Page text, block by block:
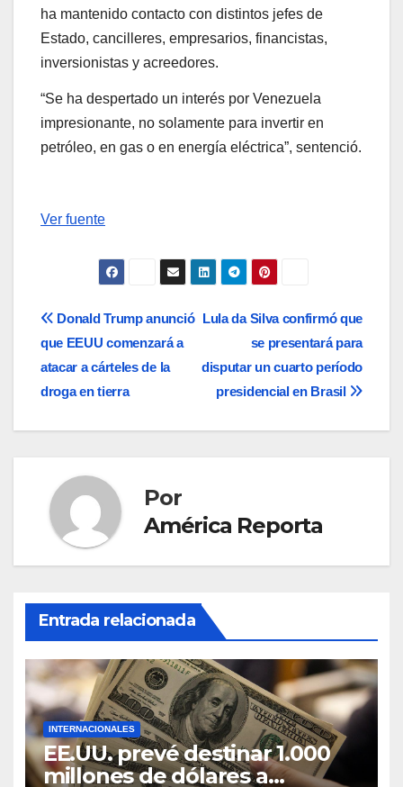
ha mantenido contacto con distintos jefes de
Estado, cancilleres, empresarios, financistas,
inversionistas y acreedores.
“Se ha despertado un interés por Venezuela
impresionante, no solamente para invertir en
petróleo, en gas o en energía eléctrica”, sentenció.
Ver fuente
Navegación
de
entradas
Lula da Silva confirmó que
se presentará para
disputar un cuarto período
presidencial en Brasil
Donald Trump anunció
que EEUU comenzará a
atacar a cárteles de la
droga en tierra
Por
América Reporta
Entrada relacionada
INTERNACIONALES
EE.UU. prevé destinar 1.000
millones de dólares a